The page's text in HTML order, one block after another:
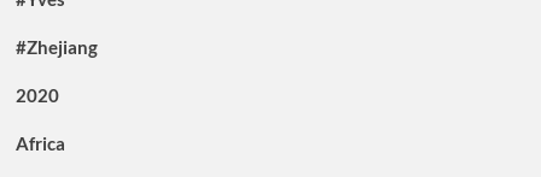
#Zhejiang
2020
Africa